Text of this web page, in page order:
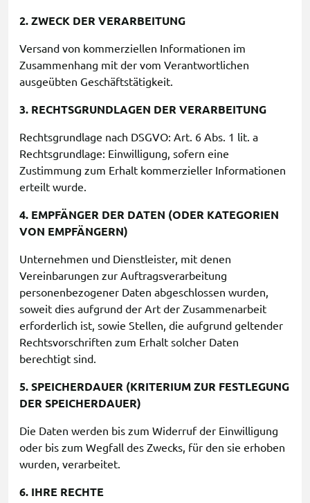
2. ZWECK DER VERARBEITUNG
Versand von kommerziellen Informationen im
Zusammenhang mit der vom Verantwortlichen
ausgeübten Geschäftstätigkeit.
3. RECHTSGRUNDLAGEN DER VERARBEITUNG
Rechtsgrundlage nach DSGVO: Art. 6 Abs. 1 lit. a
Rechtsgrundlage: Einwilligung, sofern eine
Zustimmung zum Erhalt kommerzieller Informationen
erteilt wurde.
4. EMPFÄNGER DER DATEN (ODER KATEGORIEN
VON EMPFÄNGERN)
Unternehmen und Dienstleister, mit denen
Vereinbarungen zur Auftragsverarbeitung
personenbezogener Daten abgeschlossen wurden,
soweit dies aufgrund der Art der Zusammenarbeit
erforderlich ist, sowie Stellen, die aufgrund geltender
Rechtsvorschriften zum Erhalt solcher Daten
berechtigt sind.
5. SPEICHERDAUER (KRITERIUM ZUR FESTLEGUNG
DER SPEICHERDAUER)
Die Daten werden bis zum Widerruf der Einwilligung
oder bis zum Wegfall des Zwecks, für den sie erhoben
wurden, verarbeitet.
6. IHRE RECHTE